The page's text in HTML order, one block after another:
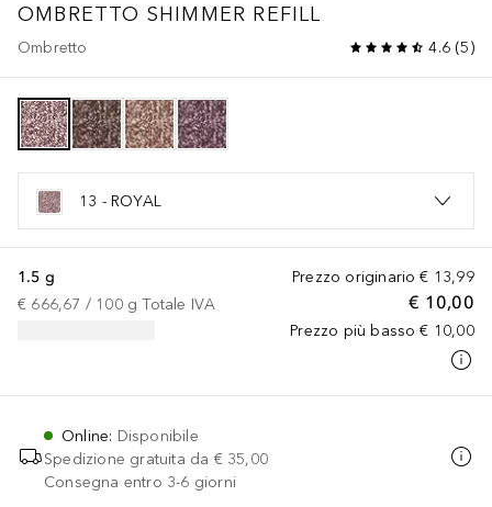
OMBRETTO SHIMMER REFILL
Ombretto 4.6 (5)
13 - ROYAL
Prezzo originario € 13,99
€ 10,00
Prezzo più basso € 10,00
1.5 g
€ 666,67 / 100 g Totale IVA
Online: Disponibile
Spedizione gratuita da € 35,00
Consegna entro 3-6 giorni